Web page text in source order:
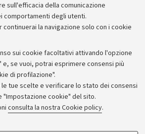
sull'efficacia della comunicazione
comportamenti degli utenti.
continuerai la navigazione solo con i cookie
sui cookie facoltativi attivando l'opzione
e, se vuoi, potrai esprimere consensi più
di profilazione".
tue scelte e verificare lo stato dei consensi
"Impostazione cookie" del sito.
consulta la nostra Cookie policy.
Archivio
Comunicati stampa
Redazione
Rassegna stampa